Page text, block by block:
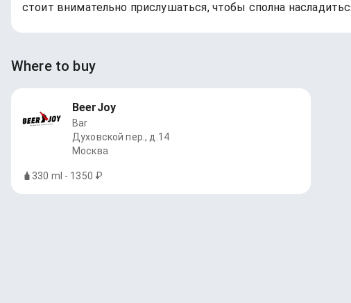
стоит внимательно прислушаться, чтобы сполна
Where to buy
BeerJoy
Bar
Духовской пер., д.14
Москва
330 ml - 1350 ₽